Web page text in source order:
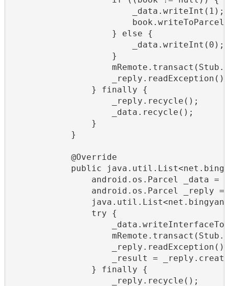
                        _data.writeInt(1);
                    } else {
                        _data.writeInt(0);
                    }
                } finally {
                    _reply.recycle();
                    _data.recycle();
                }
            }
            @Override
public
android.os.Parcel _data =
android.os.Parcel _reply
                try {
_result =
                } finally {
                    _reply.recycle();